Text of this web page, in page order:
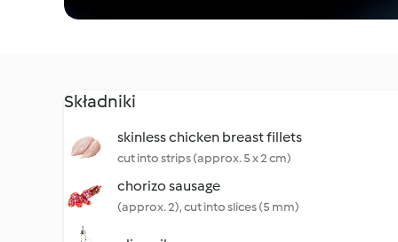
Składniki
skinless chicken breast fillets
cut into strips (approx. 5 x 2 cm)
chorizo sausage
(approx. 2), cut into slices (5 mm)